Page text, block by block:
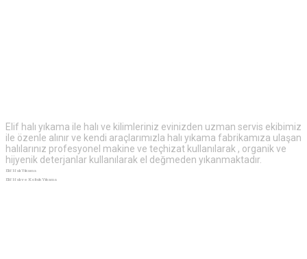
Elif halı yıkama ile halı ve kilimleriniz evinizden uzman servis ekibimiz
ile özenle alınır ve kendi araçlarımızla halı yıkama fabrikamıza ulaşan
halılarınız profesyonel makine ve teçhizat kullanılarak , organik ve
hijyenik deterjanlar kullanılarak el değmeden yıkanmaktadır.
Elif Halı Yıkama
Elif Halı ve Koltuk Yıkama